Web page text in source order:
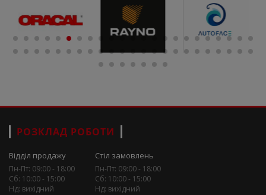
РОЗКЛАД РОБОТИ
Відділ продажу
Пн-Пт: 09:00 - 18:00
Сб: 10:00 - 15:00
Нд: вихідний
Стіл замовлень
Пн-Пт: 09:00 - 18:00
Сб: 10:00 - 15:00
Нд: вихідний